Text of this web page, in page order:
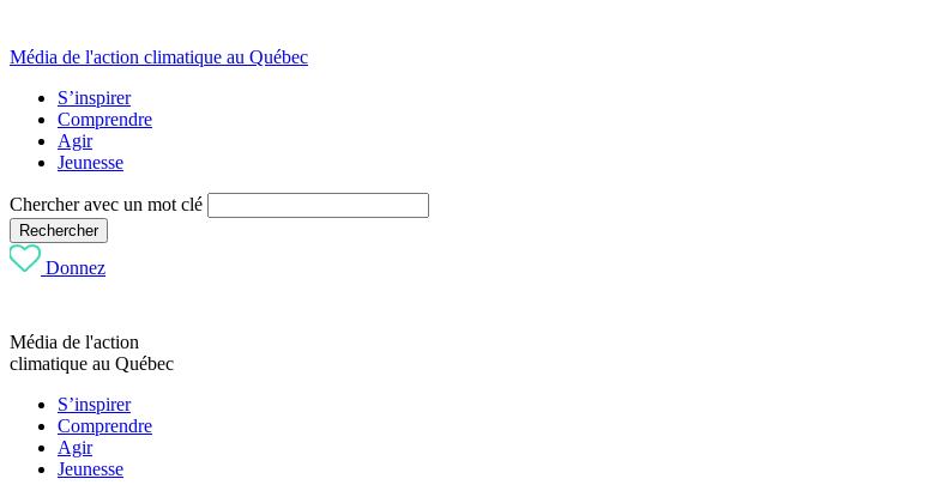
Média de l'action climatique au Québec
S’inspirer
Comprendre
Agir
Jeunesse
Chercher avec un mot clé
Rechercher
Donnez
Média de l'action
climatique au Québec
S’inspirer
Comprendre
Agir
Jeunesse